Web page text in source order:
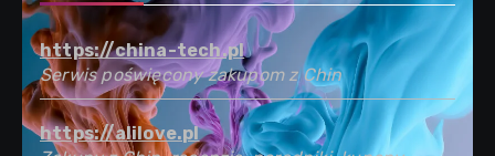
https://china-tech.pl
Serwis poświęcony zakupom z Chin
https://alilove.pl